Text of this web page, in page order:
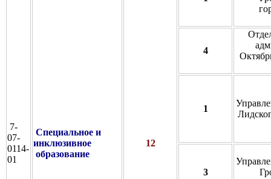
7-
07-
0114-
01
Специальное и
инклюзивное
образование
12
4
1
3